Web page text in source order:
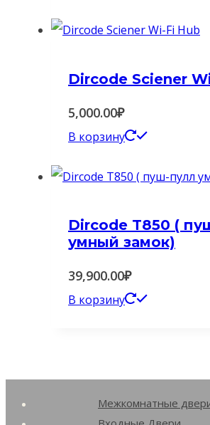
Dircode Sciener
5,000.00₽
В корзину
Dircode T850 (
умный замок)
39,900.00₽
В корзину
Межкомнатные